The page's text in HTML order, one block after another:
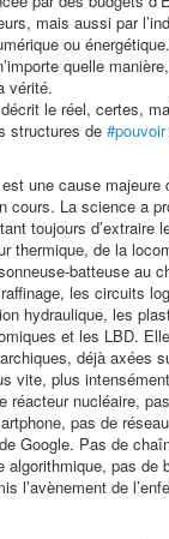
mais aussi par
ou
quelle
vérité.
le réel, certes,
structures de #pouvoir
une cause majeure
cours. La science a
toujours d’extraire
thermique, de la
batteuse au
les circuits
hydraulique, les
et les LBD.
déjà axées
vite, plus
réacteur nucléaire,
pas de
Google. Pas de
algorithmique, pas de
l’avènement de